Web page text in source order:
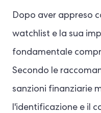
Dopo aver appreso
watchlist e la sua
fondamentale
Secondo le
sanzioni finanziarie
l'identificazione e il